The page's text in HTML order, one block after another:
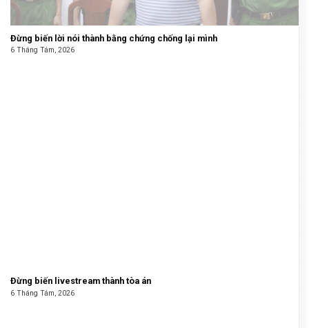
Đừng biến lời nói thành bằng chứng chống lại mình
6 Tháng Tám, 2026
Đừng biến livestream thành tòa án
6 Tháng Tám, 2026